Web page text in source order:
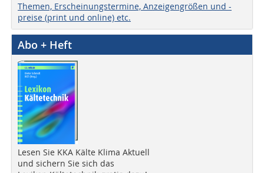
Themen, Erscheinungstermine, Anzeigengrößen und -
preise (print und online) etc.
Abo + Heft
Lesen Sie KKA Kälte Klima Aktuell
und sichern Sie sich das